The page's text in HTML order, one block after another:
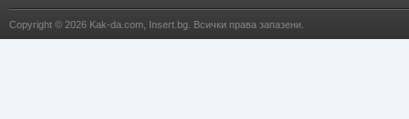
Copyright © 2026 Kak-da.com Insert.bg . Всички права запазени.